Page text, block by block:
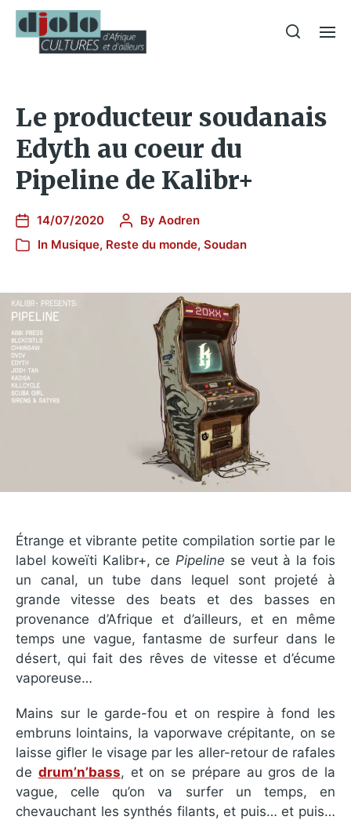
Le producteur soudanais
Edyth au coeur du
Pipeline de Kalibr+
14/07/2020 By Aodren
In Musique, Reste du monde, Soudan
Étrange et vibrante petite compilation sortie par le
label koweïti Kalibr+, ce Pipeline se veut à la fois
un canal, un tube dans lequel sont projeté à
grande vitesse des beats et des basses en
provenance d’Afrique et d’ailleurs, et en même
temps une vague, fantasme de surfeur dans le
désert, qui fait des rêves de vitesse et d’écume
vaporeuse…
Mains sur le garde-fou et on respire à fond les
embruns lointains, la vaporwave crépitante, on se
laisse gifler le visage par les aller-retour de rafales
de drum’n’bass, et on se prépare au gros de la
vague, celle qu’on va surfer un temps, en
chevauchant les synthés filants, et puis… et puis…